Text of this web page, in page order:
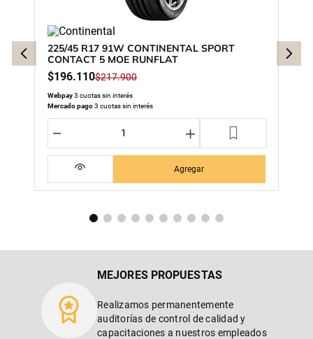
225/45 R17 91W CONTINENTAL SPORT
CONTACT 5 MOE RUNFLAT
$196.110$217.900
Webpay3 cuotas sin interés
Mercado pago3 cuotas sin interés
＋
－
Agregar
MEJORES PROPUESTAS
Realizamos permanentemente
auditorías de control de calidad y
capacitaciones a nuestros empleados